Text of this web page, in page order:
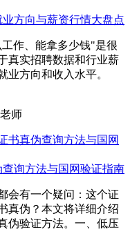
方向与薪资行情大盘点
作、能拿多少钱"是很
真实招聘数据和行业薪
业方向和收入水平。
师
询方法与国网验证指南
会有一个疑问：这个证
真伪？本文将详细介绍
伪验证方法。一、低压